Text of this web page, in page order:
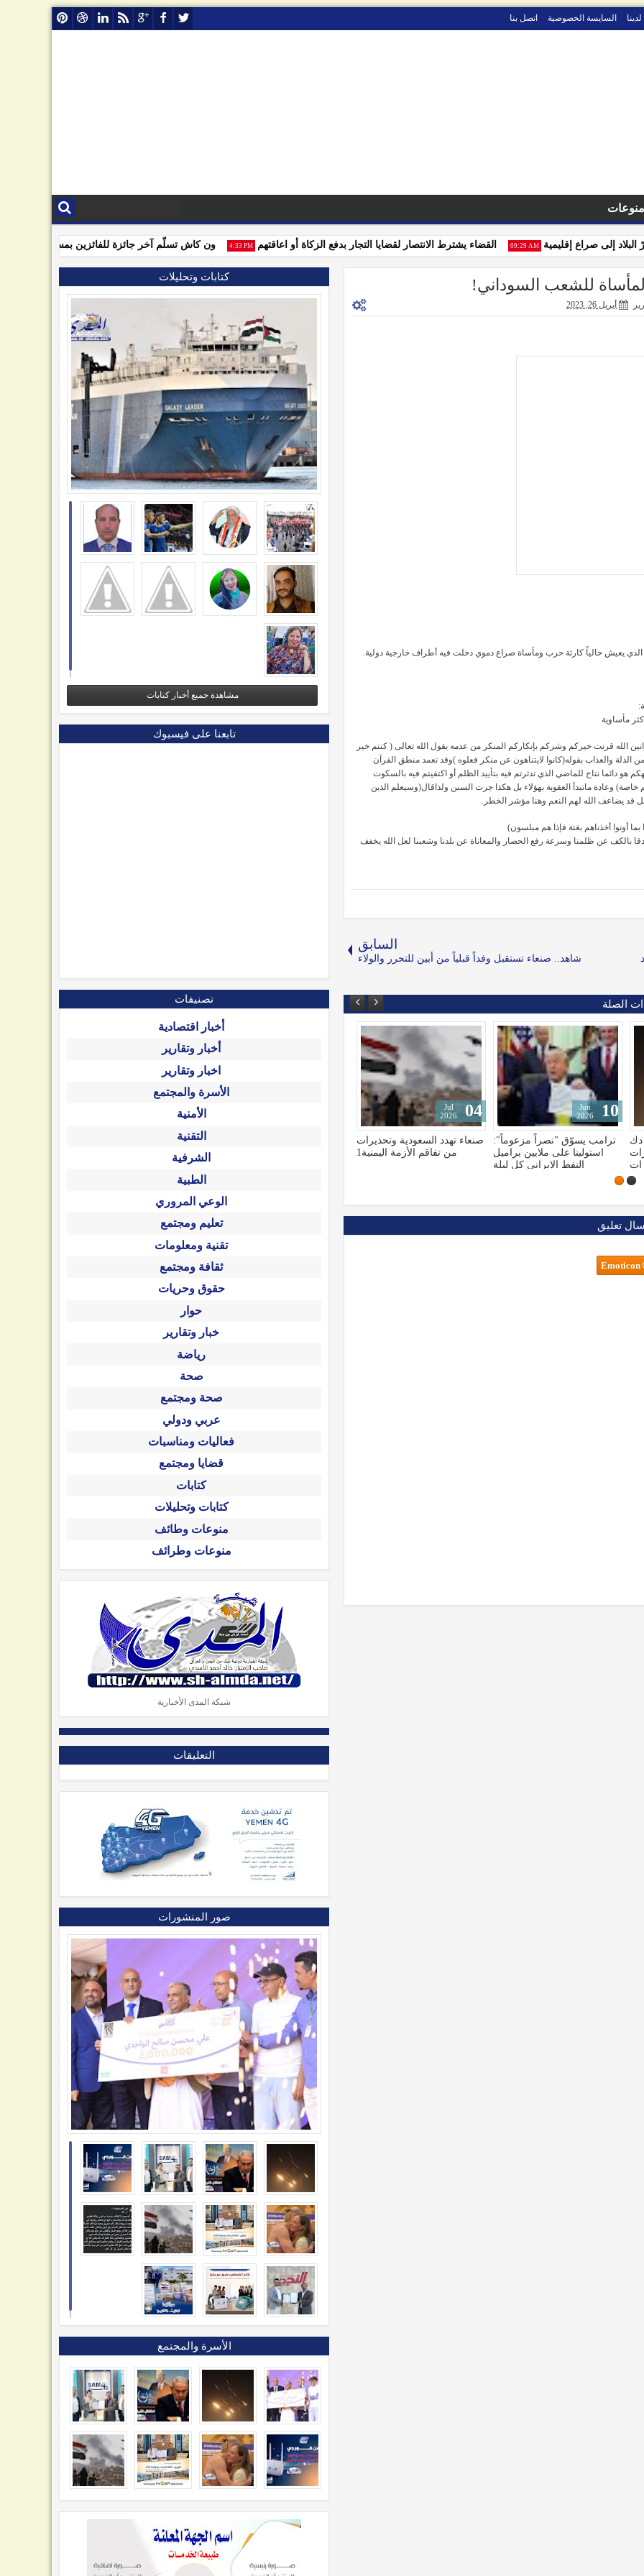
السايسة الخصوصية اتصل بنا
منوعات
ون كاش تسلّم آخر جائزة للفائزين بمسابقة ون كاش 09:29 AM إلى صراع إقليمية 4:33 PM القضاء يشترط الانتصار لقضايا التجار بدفع الزكاة أو اعاقتهم
للشعب السوداني!
أبريل 26, 2023
يعيش حالياً كارثة حرب ومأساة صراع دموي دخلت فيه أطراف خارجية دولية.
مأساوية
الله قرنت خيركم وشركم بإنكاركم المنكر من عدمه يقول الله تعالى ‏( كنتم خير
والعذاب بقوله(كانوا لايتناهون عن منكر فعلوه )وقد تعمد منطق القرآن
هو دائما نتاج للماضي الذي تدثرتم فيه بتأييد الظلم أو اكتفيتم فيه بالسكوت
خاصة) وعادة ماتبدأ العقوبة بهؤلاء بل هكذا جرت السنن ولذاقال(وسيعلم الذين
قد يضاعف الله لهم النعم وهنا مؤشر الخطر.
أوتوا أخذناهم بغتة فإذا هم مبلسون)
بالكف عن ظلمنا وسرعة رفع الحصار والمعاناة عن بلدنا وشعبنا لعل الله يخفف
السابق
شاهد.. صنعاء تستقبل وفداً قبلياً من أبين للتحرر والولاء
الصلة
منتجع عين الفوارة يخطف لقب
أيقونة السياحة العلاجية في
05
Jul
2026
صنعاء تهدد السعودية وتحذيرات
من تفاقم الأزمة اليمنية1
04
Jul
2026
تعليق
Emoticon
كتابات وتحليلات
مشاهدة جميع أخبار كتابات
تابعنا على فيسبوك
تصنيفات
أخبار اقتصادية
أخبار وتقارير
اخبار وتقارير
الأسرة والمجتمع
الأمنية
التقنية
الشرفية
الطبية
الوعي المروري
تعليم ومجتمع
تقنية ومعلومات
ثقافة ومجتمع
حقوق وحريات
حوار
خبار وتقارير
رياضة
صحة
صحة ومجتمع
عربي ودولي
فعاليات ومناسبات
قضايا ومجتمع
كتابات
كتابات وتحليلات
منوعات وطائف
منوعات وطرائف
شبكة المدى الأخبارية
التعليقات
صور المنشورات
الأسرة والمجتمع